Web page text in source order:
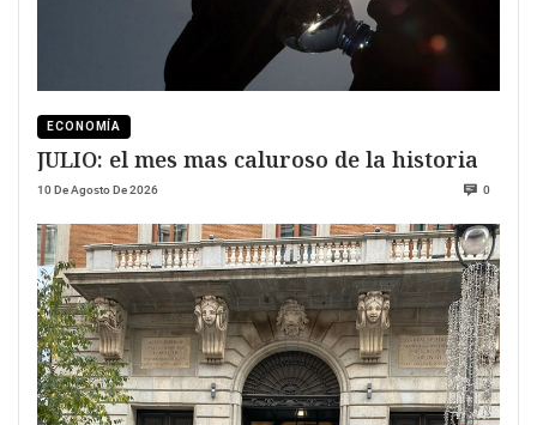
ECONOMÍA
JULIO: el mes mas caluroso de la historia
10 De Agosto De 2026 0